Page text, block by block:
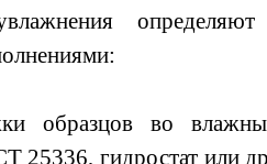
увлажнения
образцов во
25336, гидростат или